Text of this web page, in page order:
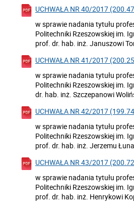
UCHWAŁA NR 40/2017
w sprawie nadania tytułu
Politechniki Rzeszowskiej im.
prof. dr. hab. inż. Januszowi
UCHWAŁA NR 41/2017
w sprawie nadania tytułu
Politechniki Rzeszowskiej im.
dr. hab. inż. Szczepanowi
UCHWAŁA NR 42/2017
w sprawie nadania tytułu
Politechniki Rzeszowskiej im.
prof. dr. hab. inż. Jerzemu
UCHWAŁA NR 43/2017
w sprawie nadania tytułu
Politechniki Rzeszowskiej im.
prof. dr. hab. inż. Henrykowi